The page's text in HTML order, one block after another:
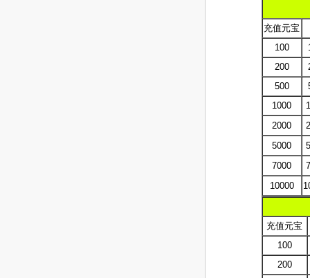
充值元宝
100
200
500
1000
2000
5000
7000
10000
充值元宝
100
200